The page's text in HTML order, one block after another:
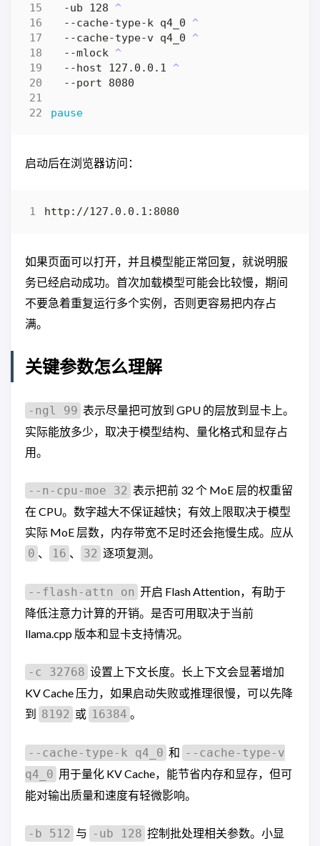
-ub 128
--cache-type-k q4_0
--cache-type-v q4_0
--mlock
--host 127.0.0.1
pause
启动后在浏览器访问：
如果页面可以打开，并且模型能正常回复，就说明服
务已经启动成功。首次加载模型可能会比较慢，期间
不要急着重复运行多个实例，否则更容易把内存占
满。
关键参数怎么理解
-ngl 99 表示尽量把可放到 GPU 的层放到显卡上。
实际能放多少，取决于模型结构、量化格式和显存占
用。
--n-cpu-moe 32 表示把前 32 个 MoE 层的权重留
在 CPU。数字越大不保证越快；有效上限取决于模型
实际 MoE 层数，内存带宽不足时还会拖慢生成。应从
0 、 16 、 32 逐项复测。
--flash-attn on 开启 Flash Attention，有助于
降低注意力计算的开销。是否可用取决于当前
llama.cpp 版本和显卡支持情况。
-c 32768 设置上下文长度。长上下文会显著增加
KV Cache 压力，如果启动失败或推理很慢，可以先降
到 8192 或 16384 。
--cache-type-k q4_0 和 --cache-type-v
q4_0 用于量化 KV Cache，能节省内存和显存，但可
能对输出质量和速度有轻微影响。
-b 512 与 -ub 128 控制批处理相关参数。小显